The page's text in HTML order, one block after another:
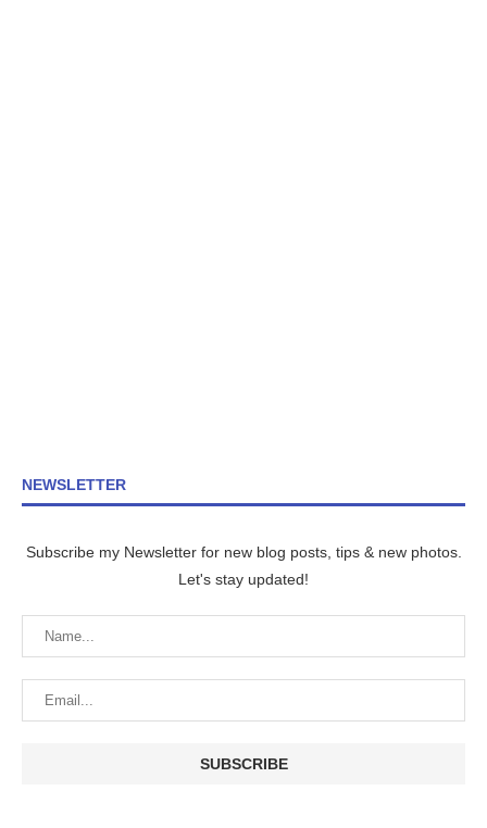
NEWSLETTER
Subscribe my Newsletter for new blog posts, tips & new photos.
Let's stay updated!